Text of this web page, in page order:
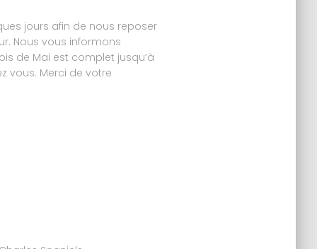
jours afin de nous reposer
Nous vous informons
de Mai est complet jusqu’à
vous. Merci de votre